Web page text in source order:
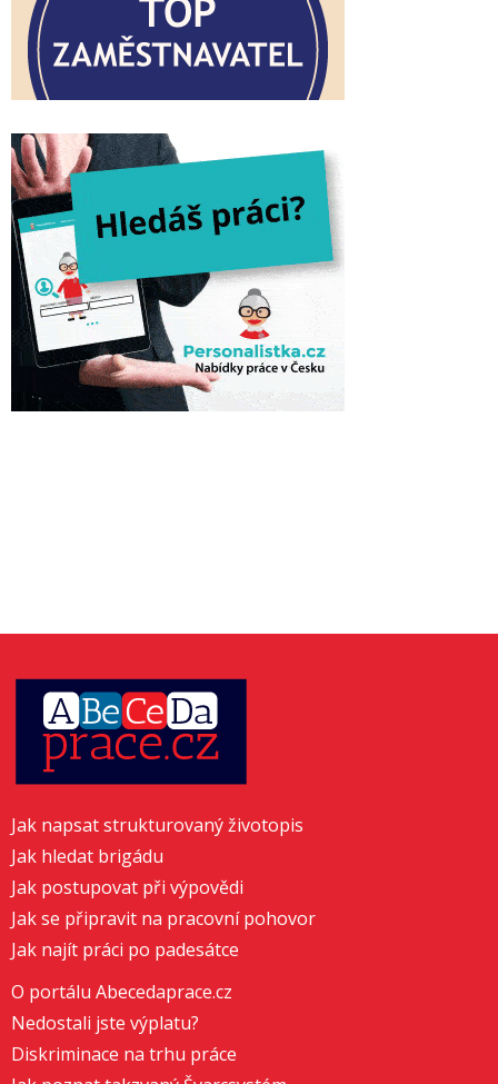
Jak napsat strukturovaný životopis
Jak hledat brigádu
Jak postupovat při výpovědi
Jak se připravit na pracovní pohovor
Jak najít práci po padesátce
O portálu Abecedaprace.cz
Nedostali jste výplatu?
Diskriminace na trhu práce